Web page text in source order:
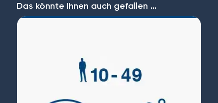
Das könnte Ihnen auch gefallen …